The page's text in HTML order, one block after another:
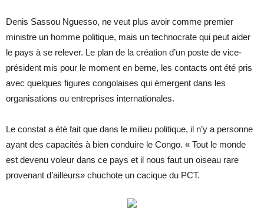
Denis Sassou Nguesso, ne veut plus avoir comme premier
ministre un homme politique, mais un technocrate qui peut aider
le pays à se relever. Le plan de la création d’un poste de vice-
président mis pour le moment en berne, les contacts ont été pris
avec quelques figures congolaises qui émergent dans les
organisations ou entreprises internationales.
Le constat a été fait que dans le milieu politique, il n’y a personne
ayant des capacités à bien conduire le Congo. « Tout le monde
est devenu voleur dans ce pays et il nous faut un oiseau rare
provenant d’ailleurs» chuchote un cacique du PCT.